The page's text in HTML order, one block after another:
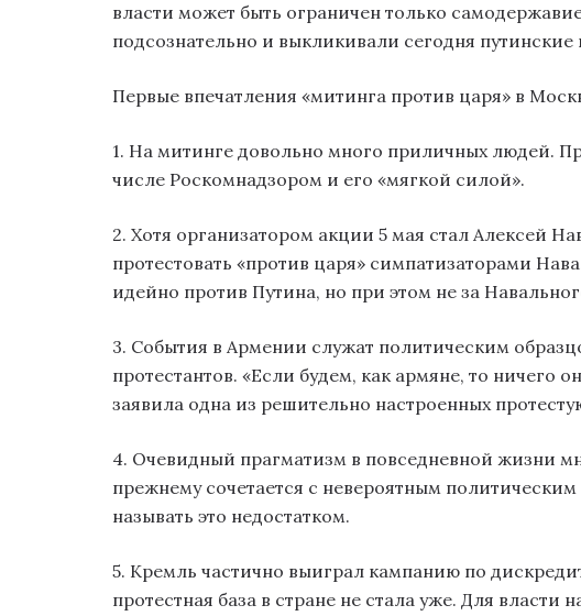
власти может быть ограничен только
подсознательно и выкликивали сегодня путинские
Первые впечатления «митинга против царя» в
1. На митинге довольно много приличных людей.
числе Роскомнадзором и его «мягкой силой».
2. Хотя организатором акции 5 мая стал Алексей
протестовать «против царя» симпатизаторами
идейно против Путина, но при этом не за
3. События в Армении служат политическим
протестантов. «Если будем, как армяне, то ничего
заявила одна из решительно настроенных
4. Очевидный прагматизм в повседневной жизни
прежнему сочетается с невероятным
называть это недостатком.
5. Кремль частично выиграл кампанию по
протестная база в стране не стала уже. Для власти